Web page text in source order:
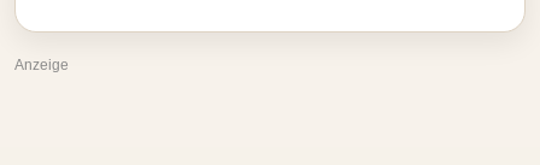
Anzeige